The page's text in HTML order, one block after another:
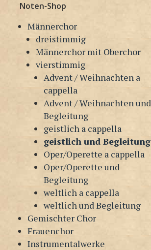
Inhalt
springen
Noten-Shop
Männerchor
dreistimmig
Männerchor mit Oberchor
vierstimmig
Advent / Weihnachten a
cappella
Advent / Weihnachten und
Begleitung
geistlich a cappella
geistlich und Begleitung
Oper/Operette a cappella
Oper/Operette und
Begleitung
weltlich a cappella
weltlich und Begleitung
Gemischter Chor
Frauenchor
Instrumentalwerke